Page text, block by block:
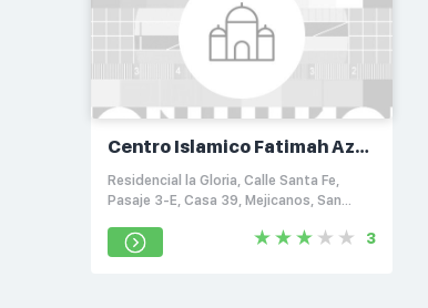
Centro Islamico Fatimah Az-
Zahra
Residencial la Gloria, Calle Santa Fe,
Pasaje 3-E, Casa 39, Mejicanos, San
3